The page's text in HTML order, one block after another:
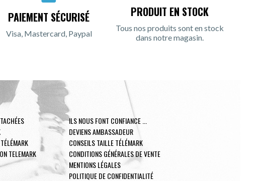
PAIEMENT SÉCURISÉ
Visa, Mastercard, Paypal
PRODUIT EN STOCK
Tous nos produits sont en stock
dans notre magasin.
TELEMARK
ILS NOUS FONT CONFIANCE ...
DEVIENS AMBASSADEUR
CONSEILS TAILLE TÉLÉMARK
CONDITIONS GÉNÉRALES DE VENTE
MENTIONS LÉGALES
POLITIQUE DE CONFIDENTIALITÉ